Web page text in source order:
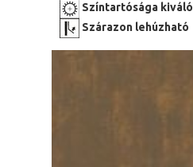
Színtartósága kiváló
Szárazon lehúzható